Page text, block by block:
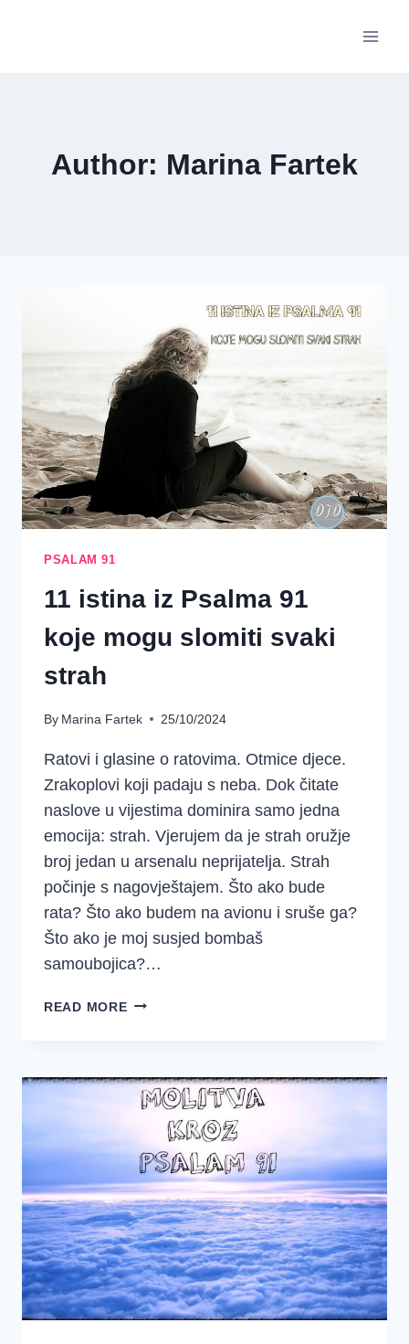
Author: Marina Fartek
PSALAM 91
11 istina iz Psalma 91
koje mogu slomiti svaki
strah
By Marina Fartek 25/10/2024
Ratovi i glasine o ratovima. Otmice djece.
Zrakoplovi koji padaju s neba. Dok čitate
naslove u vijestima dominira samo jedna
emocija: strah. Vjerujem da je strah oružje
broj jedan u arsenalu neprijatelja. Strah
počinje s nagovještajem. Što ako bude
rata? Što ako budem na avionu i sruše ga?
Što ako je moj susjed bombaš
samoubojica?…
READ MORE11
91
KOJE
MOGU
SLOMITI
SVAKI
STRAH